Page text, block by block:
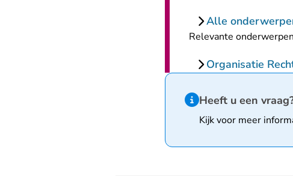
Alle
Relevante
Organisatie
Hint van type informatie
Heeft u een
Kijk voor meer